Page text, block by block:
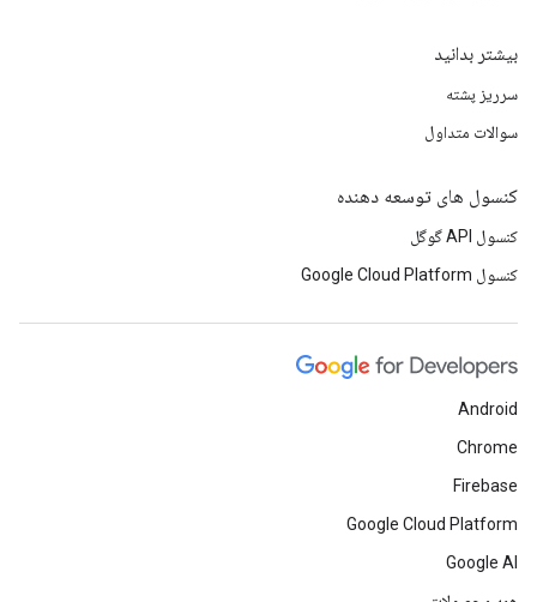
بیشتر بدانید
سرریز پشته
سوالات متداول
کنسول های توسعه دهنده
کنسول API گوگل
کنسول Google Cloud Platform
Android
Chrome
Firebase
Google Cloud Platform
Google AI